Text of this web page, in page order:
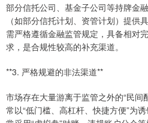
部分信托公司、基金子公司等持牌金
（如部分信托计划、资管计划）提供
需严格遵循金融监管规定，具备相对
求，是合规性较高的补充渠道。
**3. 严格规避的非法渠道**
市场存在大量游离于监管之外的“民间
常以“低门槛、高杠杆、快捷方便”为